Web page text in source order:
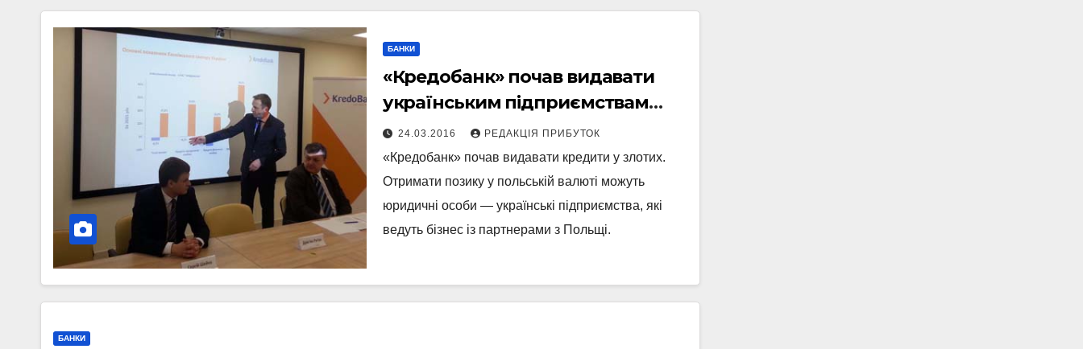
БАНКИ
«Кредобанк» почав видавати
українським підприємствам
кредити у злотих
24.03.2016 РЕДАКЦІЯ ПРИБУТОК
«Кредобанк» почав видавати кредити у злотих.
Отримати позику у польській валюті можуть
юридичні особи — українські підприємства, які
ведуть бізнес із партнерами з Польщі.
БАНКИ